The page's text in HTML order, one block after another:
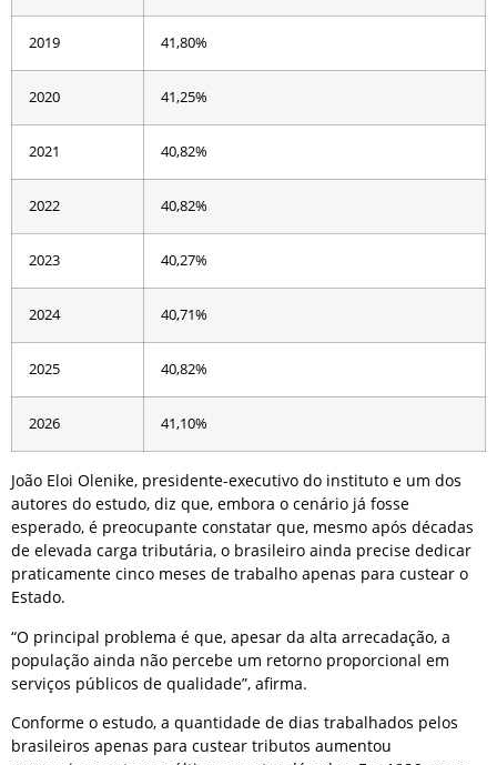
2019 41,80%
2020 41,25%
2021 40,82%
2022 40,82%
2023 40,27%
2024 40,71%
2025 40,82%
2026 41,10%
João Eloi Olenike, presidente-executivo do instituto e um dos
autores do estudo, diz que, embora o cenário já fosse
esperado, é preocupante constatar que, mesmo após décadas
de elevada carga tributária, o brasileiro ainda precise dedicar
praticamente cinco meses de trabalho apenas para custear o
Estado.
“O principal problema é que, apesar da alta arrecadação, a
população ainda não percebe um retorno proporcional em
serviços públicos de qualidade”, afirma.
Conforme o estudo, a quantidade de dias trabalhados pelos
brasileiros apenas para custear tributos aumentou